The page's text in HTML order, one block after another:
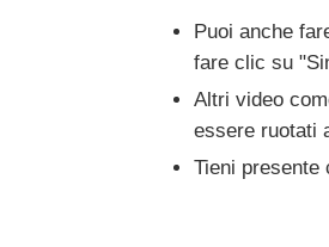
Puoi anche
fare clic su
Altri video
essere ruotati
Tieni presente